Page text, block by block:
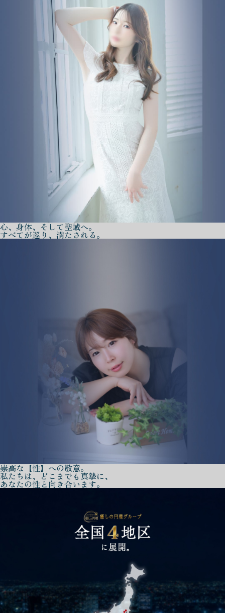
心、身体、そして聖域へ。
すべてが巡り、満たされる。
崇高な【性】への敬意。
私たちは、どこまでも真摯に、
あなたの性と向き合います。